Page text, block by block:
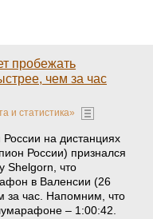
пробежать
чем за час
и статистика»
на дистанциях
России) признался
Shelgorn, что
в Валенсии (26
за час. Напомним, что
– 1:00:42.